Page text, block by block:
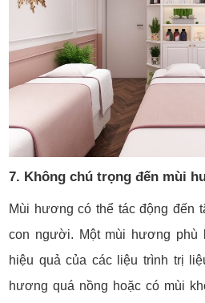
7. Không chú trọng đến mùi
Mùi hương có thể tác động đến
con người. Một mùi hương phù
hiệu quả của các liệu trình trị
hương quá nồng hoặc có mùi